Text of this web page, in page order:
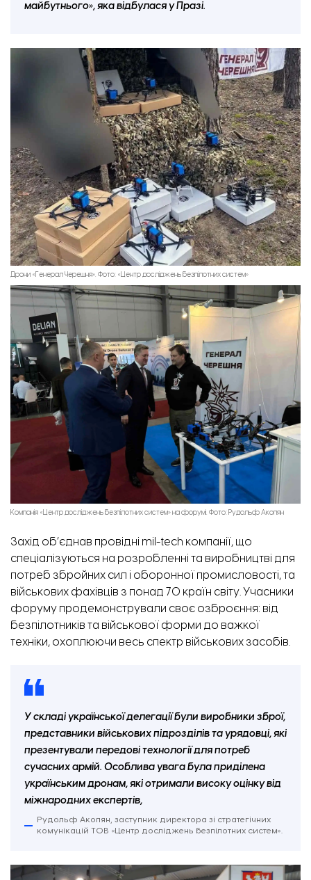
майбутнього», яка відбулася у Празі.
Дрони «Генерал Черешня». Фото: «Центр досліджень безпілотних систем»
Компанія «Центр досліджень безпілотних систем» на форумі. Фото: Рудольф Акопян
Захід об’єднав провідні mil-tech компанії, що
спеціалізуються на розробленні та виробництві для
потреб збройних сил і оборонної промисловості, та
військових фахівців з понад 70 країн світу. Учасники
форуму продемонстрували своє озброєння: від
безпілотників та військової форми до важкої
техніки, охоплюючи весь спектр військових засобів.
У складі української делегації були виробники зброї,
представники військових підрозділів та урядовці, які
презентували передові технології для потреб
сучасних армій. Особлива увага була приділена
українським дронам, які отримали високу оцінку від
міжнародних експертів,
Рудольф Акопян, заступник директора зі стратегічних
комунікацій ТОВ «Центр досліджень безпілотних систем».